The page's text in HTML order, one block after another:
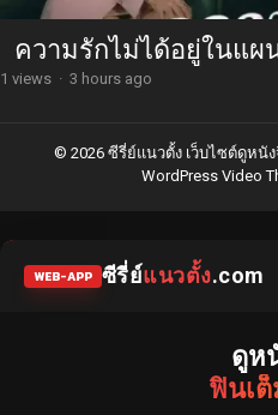
ความรักไม่ได้อยู่ในแผ
1 views · 3 hours ago
© 2026 ซีรี่ย์แนวตั้ง เว็บไซต์ดูห
WordPress Video
WEB-APP ซีรี่ย์แนวตั้ง.com
ดูห
ฟินเ